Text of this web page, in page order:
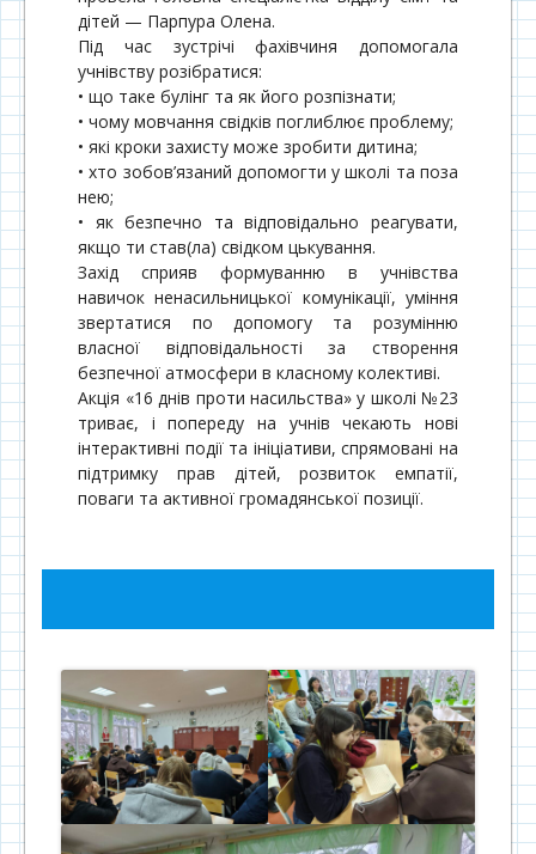
дітей — Парпура Олена.
Під час зустрічі фахівчиня допомогала
учнівству розібратися:
• що таке булінг та як його розпізнати;
• чому мовчання свідків поглиблює проблему;
• які кроки захисту може зробити дитина;
• хто зобов’язаний допомогти у школі та поза
нею;
• як безпечно та відповідально реагувати,
якщо ти став(ла) свідком цькування.
Захід сприяв формуванню в учнівства
навичок ненасильницької комунікації, уміння
звертатися по допомогу та розумінню
власної відповідальності за створення
безпечної атмосфери в класному колективі.
Акція «16 днів проти насильства» у школі №23
триває, і попереду на учнів чекають нові
інтерактивні події та ініціативи, спрямовані на
підтримку прав дітей, розвиток емпатії,
поваги та активної громадянської позиції.